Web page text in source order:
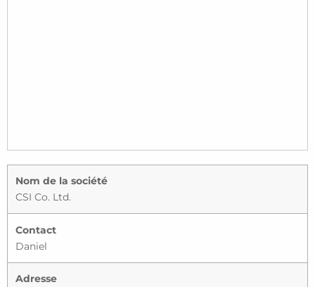
Nom de la société
CSI Co. Ltd.
Contact
Daniel
Adresse